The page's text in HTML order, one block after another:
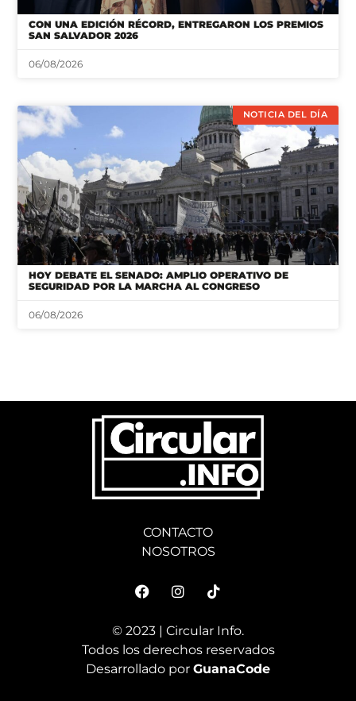
CON UNA EDICIÓN RÉCORD, ENTREGARON LOS PREMIOS
SAN SALVADOR 2026
06/08/2026
NOTICIA DEL DÍA
HOY DEBATE EL SENADO: AMPLIO OPERATIVO DE
SEGURIDAD POR LA MARCHA AL CONGRESO
06/08/2026
CONTACTO
NOSOTROS
© 2023 | Circular Info.
Todos los derechos reservados
Desarrollado por GuanaCode